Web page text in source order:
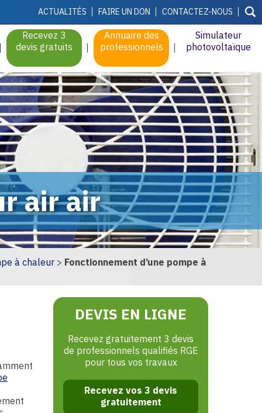
ACTUALITÉS FAIRE UN DON CONTACTEZ-NOUS
Recevez 3
devis gratuits
Annuaire des
professionnels
Simulateur
photovoltaïque
air air
à chaleur > Fonctionnement d’une pompe à
DEVIS EN LIGNE
Recevez gratuitement 3 devis
de professionnels qualifiés RGE
pour tous vos travaux
Recevez vos 3 devis
gratuitement